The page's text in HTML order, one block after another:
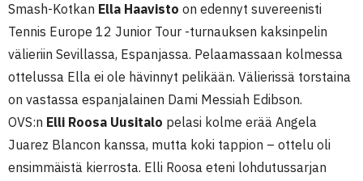
Smash-Kotkan Ella Haavisto on edennyt suvereenisti
Tennis Europe 12 Junior Tour -turnauksen kaksinpelin
välieriin Sevillassa, Espanjassa. Pelaamassaan kolmessa
ottelussa Ella ei ole hävinnyt pelikään. Välierissä torstaina
on vastassa espanjalainen Dami Messiah Edibson.
OVS:n Elli Roosa Uusitalo pelasi kolme erää Angela
Juarez Blancon kanssa, mutta koki tappion – ottelu oli
ensimmäistä kierrosta. Elli Roosa eteni lohdutussarjan